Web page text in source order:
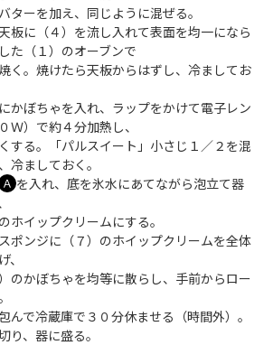
ターを加え、同じように混ぜる。
天板に（４）を流し入れて表面を均一になら
た（１）のオーブンで
く。焼けたら天板からはずし、冷ましてお
かぼちゃを入れ、ラップをかけて電子レン
Ｗ）で約４分加熱し、
する。「パルスイート」小さじ１／２を混
冷ましておく。
Ａ を入れ、底を氷水にあてながら泡立て器
ホイップクリームにする。
スポンジに（７）のホイップクリームを全体
のかぼちゃを均等に散らし、手前からロー
んで冷蔵庫で３０分休ませる（時間外）。
り、器に盛る。